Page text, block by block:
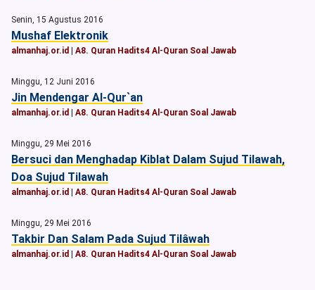
Senin, 15 Agustus 2016
Mushaf Elektronik
almanhaj.or.id A8. Quran Hadits4 Al-Quran Soal Jawab
Minggu, 12 Juni 2016
Jin Mendengar Al-Qur`an
almanhaj.or.id A8. Quran Hadits4 Al-Quran Soal Jawab
Minggu, 29 Mei 2016
Bersuci dan Menghadap Kiblat Dalam Sujud Tilawah,
Doa Sujud Tilawah
almanhaj.or.id A8. Quran Hadits4 Al-Quran Soal Jawab
Minggu, 29 Mei 2016
Takbir Dan Salam Pada Sujud Tilâwah
almanhaj.or.id A8. Quran Hadits4 Al-Quran Soal Jawab